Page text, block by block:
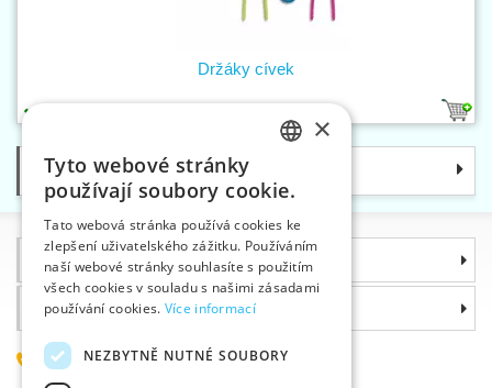
Držáky cívek
Kategorie
Informace
Proč si zvolit právě nás
585 051 217
ENGLISH
GERMAN
×
Tyto webové stránky
používají soubory cookie.
Tato webová stránka používá cookies ke
zlepšení uživatelského zážitku. Používáním
naší webové stránky souhlasíte s použitím
všech cookies v souladu s našimi zásadami
používání cookies. Více informací
NEZBYTNĚ NUTNÉ SOUBORY